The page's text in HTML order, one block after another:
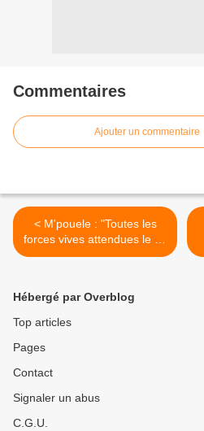
Commentaires
Ajouter un commentaire
< M'pouele : "Toutes les
forces vives attendues le 27
septembre au boulevard"
Hébergé par Overblog
Top articles
Pages
Contact
Signaler un abus
C.G.U.